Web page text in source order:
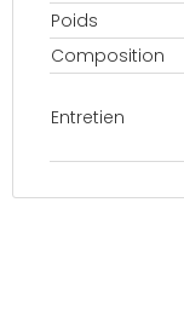
Poids
Composition
Entretien